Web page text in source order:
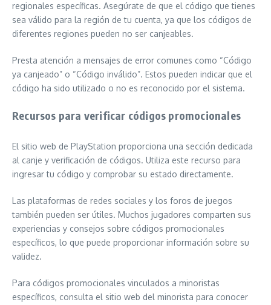
regionales específicas. Asegúrate de que el código que tienes
sea válido para la región de tu cuenta, ya que los códigos de
diferentes regiones pueden no ser canjeables.
Presta atención a mensajes de error comunes como “Código
ya canjeado” o “Código inválido”. Estos pueden indicar que el
código ha sido utilizado o no es reconocido por el sistema.
Recursos para verificar códigos promocionales
El sitio web de PlayStation proporciona una sección dedicada
al canje y verificación de códigos. Utiliza este recurso para
ingresar tu código y comprobar su estado directamente.
Las plataformas de redes sociales y los foros de juegos
también pueden ser útiles. Muchos jugadores comparten sus
experiencias y consejos sobre códigos promocionales
específicos, lo que puede proporcionar información sobre su
validez.
Para códigos promocionales vinculados a minoristas
específicos, consulta el sitio web del minorista para conocer